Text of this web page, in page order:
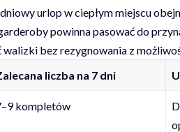
urlop w ciepłym miejscu
powinna pasować do
bez rezygnowania z
liczba na 7 dni
kompletów